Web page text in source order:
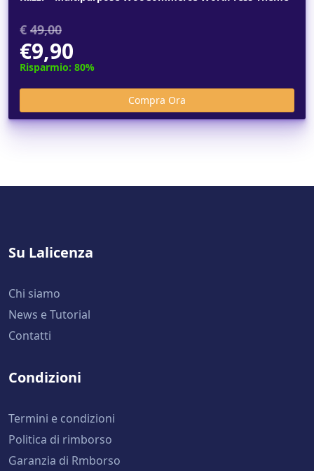
€ 49,00
€9,90
Risparmio: 80%
Su Lalicenza
Chi siamo
News e Tutorial
Contatti
Condizioni
Termini e condizioni
Politica di rimborso
Garanzia di Rmborso